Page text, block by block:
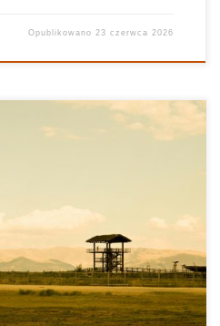
Opublikowano 23 czerwca 2026
Bardzo często byli wtedy
Z dużym
po który sięgnęli była […]